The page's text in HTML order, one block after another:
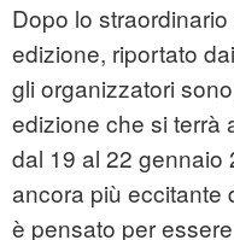
Dopo lo
edizione, riportato
gli organizzatori
edizione che si terrà
dal 19 al 22 gennaio
ancora più eccitante
è pensato per